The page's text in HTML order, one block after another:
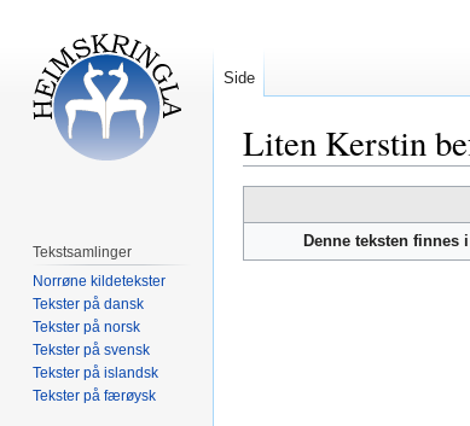
Liten Kerstin
til
navigering
til
Denne teksten finnes
Side
Tekstsamlinger
Norrøne kildetekster
Tekster på dansk
Tekster på norsk
Tekster på svensk
Tekster på islandsk
Tekster på færøysk